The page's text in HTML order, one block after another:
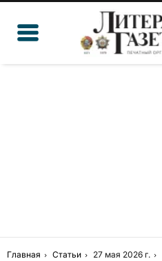
Главная Статьи 27 мая 2026 г.